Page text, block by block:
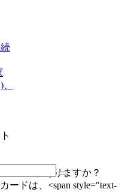
カードがありますか？
ードは、<span style="text-